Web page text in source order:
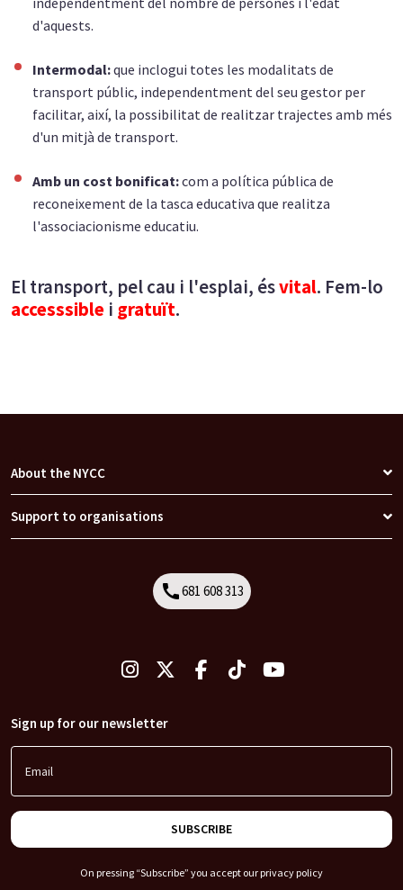
d'aquests.
Intermodal:que inclogui totes les modalitats de
transport públic, independentment del seu gestor per
facilitar, així, la possibilitat de realitzar trajectes amb més
d'un mitjà de transport.
Amb un cost bonificat:com a política pública de
reconeixement de la tasca educativa que realitza
l'associacionisme educatiu.
El transport, pel cau i l'esplai, ésvital. Fem-lo
accesssible i gratuït.
About the NYCC
Support to organisations
call Call
681 608 313
Sign up for our newsletter
Email
SUBSCRIBE
On pressing “Subscribe” you accept our privacy policy